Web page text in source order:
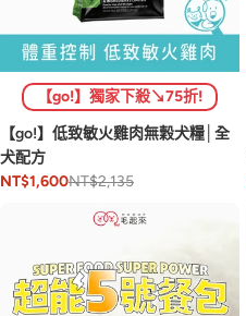
【go!】獨家下殺↘75折!
【go!】低致敏火雞肉無穀犬糧│全
犬配方
NT$1,600NT$2,135